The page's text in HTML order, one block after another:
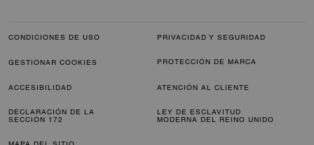
CONDICIONES DE USO PRIVACIDAD Y SEGURIDAD
GESTIONAR COOKIES PROTECCIÓN DE MARCA
ACCESIBILIDAD ATENCIÓN AL CLIENTE
DECLARACIÓN DE LA
SECCIÓN 172
LEY DE ESCLAVITUD
MODERNA DEL REINO UNIDO